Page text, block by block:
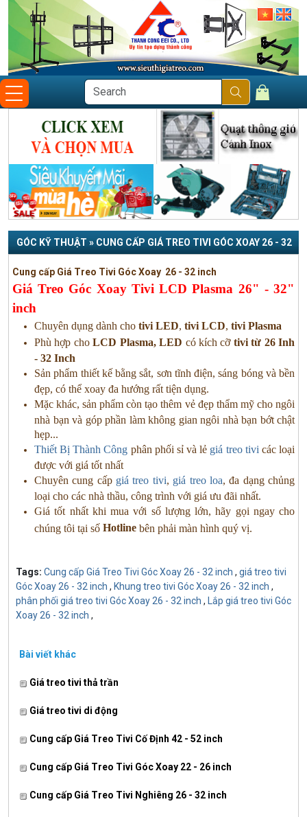
GÓC KỸ THUẬT » CUNG CẤP GIÁ TREO TIVI GÓC XOAY 26 - 32
INCH
Cung cấp Giá Treo Tivi Góc Xoay 26 - 32 inch
Giá Treo Góc Xoay Tivi LCD Plasma 26" - 32"
inch
Chuyên dụng dành cho tivi LED, tivi LCD, tivi Plasma
Phù hợp choLCD Plasma, LED có kích cỡ tivi từ 26 Inh
- 32 Inch
Sản phẩm thiết kế bằng sắt, sơn tĩnh điện, sáng bóng và bền
đẹp, có thể xoay đa hướng rất tiện dụng.
Mặc khác, sản phẩm còn tạo thêm vẻ đẹp thẩm mỹ cho ngôi
nhà bạn và góp phần làm không gian ngôi nhà bạn bớt chật
hẹp...
Thiết Bị Thành Công phân phối sỉ và lẻ giá treo tivi các loại
được với giá tốt nhất
Chuyên cung cấp giá treo tivi, giá treo loa, đa dạng chủng
loại cho các nhà thầu, công trình với giá ưu đãi nhất.
Giá tốt nhất khi mua với số lượng lớn, hãy gọi ngay cho
chúng tôi tại số Hotline bên phải màn hình quý vị.
Tags: Cung cấp Giá Treo Tivi Góc Xoay 26 - 32 inch , giá treo tivi
Góc Xoay 26 - 32 inch , Khung treo tivi Góc Xoay 26 - 32 inch ,
phân phối giá treo tivi Góc Xoay 26 - 32 inch , Lắp giá treo tivi Góc
Xoay 26 - 32 inch ,
Bài viết khác
Giá treo tivi thả trần
Giá treo tivi di động
Cung cấp Giá Treo Tivi Cố Định 42 - 52 inch
Cung cấp Giá Treo Tivi Góc Xoay 22 - 26 inch
Cung cấp Giá Treo Tivi Nghiêng 26 - 32 inch